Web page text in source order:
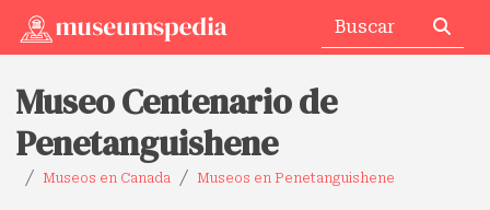
Museo Centenario de
Penetanguishene
Museos en Canada Museos en Penetanguishene